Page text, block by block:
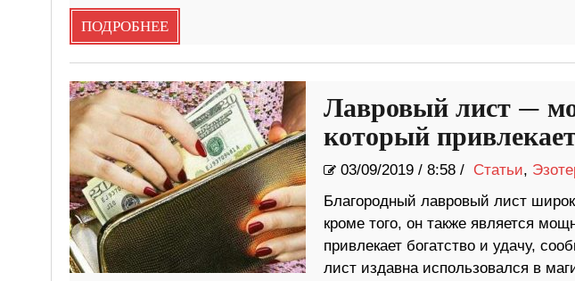
ПОДРОБНЕЕ
Лавровый лист —
который
03/09/2019/ 8:58 / Статьи,
Благородный лавровый лист
кроме того, он также является
привлекает богатство и удачу,
лист издавна использовался в